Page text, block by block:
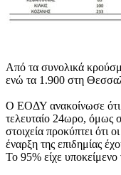
Aπό τα συνολικά
ενώ τα 1.900 στη
Ο ΕΟΔΥ ανακοίνωσε ότι
τελευταίο 24ωρο, όμως
στοιχεία προκύπτει ότι
έναρξη της επιδημίας
Το 95% είχε